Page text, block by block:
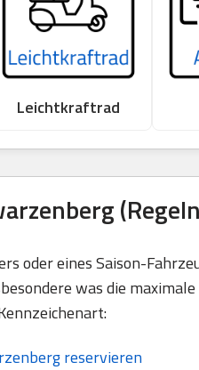
Leichtkraftrad
oder eines Saison-
was die
reservieren